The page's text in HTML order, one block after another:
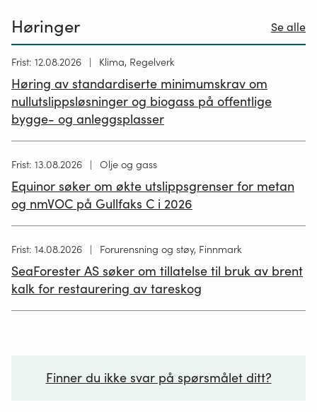
Høringer Se alle
Høring
publisert
12.05.2026
Frist: 12.08.2026 Klima, Regelverk
Høring av standardiserte minimumskrav om
nullutslippsløsninger og biogass på offentlige
bygge- og anleggsplasser
Høring
publisert
02.07.2026
Frist: 13.08.2026 Olje og gass
Equinor søker om økte utslippsgrenser for metan
og nmVOC på Gullfaks C i 2026
Høring
publisert
19.06.2026
Frist: 14.08.2026 Forurensning og støy, Finnmark
SeaForester AS søker om tillatelse til bruk av brent
kalk for restaurering av tareskog
Finner du ikke svar på spørsmålet ditt?